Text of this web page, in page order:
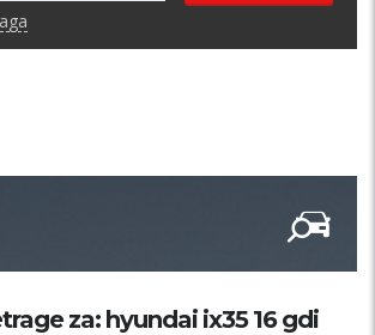
za: hyundai ix35 16 gdi